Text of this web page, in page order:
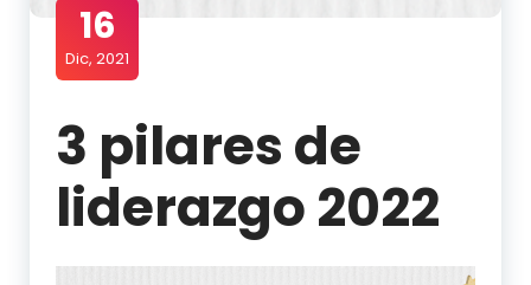
16
Dic, 2021
3 pilares de
liderazgo 2022